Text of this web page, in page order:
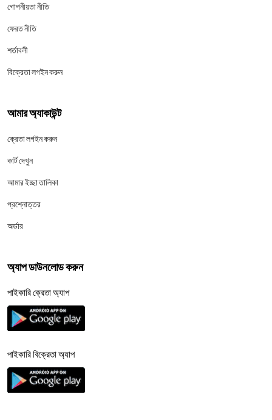
গোপনীয়তা নীতি
ফেরত নীতি
শর্তাবলী
বিক্রেতা লগইন করুন
আমার অ্যাকাউন্ট
ক্রেতা লগইন করুন
কার্ট দেখুন
আমার ইচ্ছা তালিকা
প্রশ্নোত্তর
অর্ডার
অ্যাপ ডাউনলোড করুন
পাইকারি ক্রেতা অ্যাপ
পাইকারি বিক্রেতা অ্যাপ